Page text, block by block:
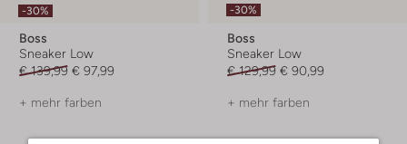
-30%
Boss
Sneaker Low
€ 139,99 € 97,99
+ mehr farben
-30%
Boss
Sneaker Low
€ 129,99 € 90,99
+ mehr farben